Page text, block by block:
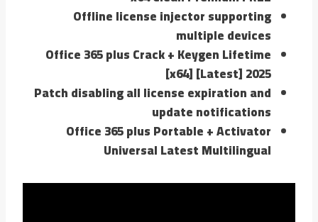
Offline license injector supporting
multiple devices
Office 365 plus Crack + Keygen Lifetime
[x64] [Latest] 2025
Patch disabling all license expiration and
update notifications
Office 365 plus Portable + Activator
Universal Latest Multilingual